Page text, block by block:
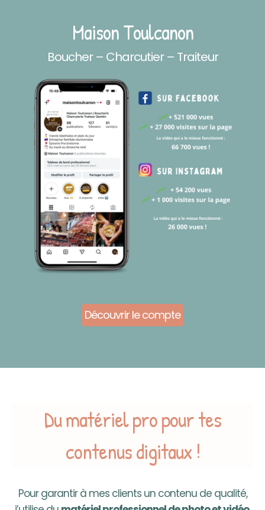
Maison Toulcanon
Boucher – Charcutier – Traiteur
Découvrir le compte
Du matériel pro pour tes
contenus digitaux !
Pour garantir à mes clients un contenu de qualité,